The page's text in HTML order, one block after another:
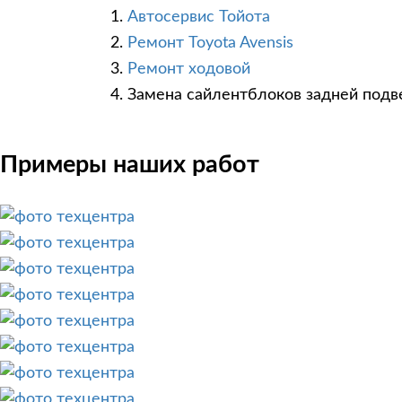
Автосервис Тойота
Ремонт Toyota Avensis
Ремонт ходовой
Замена сайлентблоков задней
Примеры наших работ